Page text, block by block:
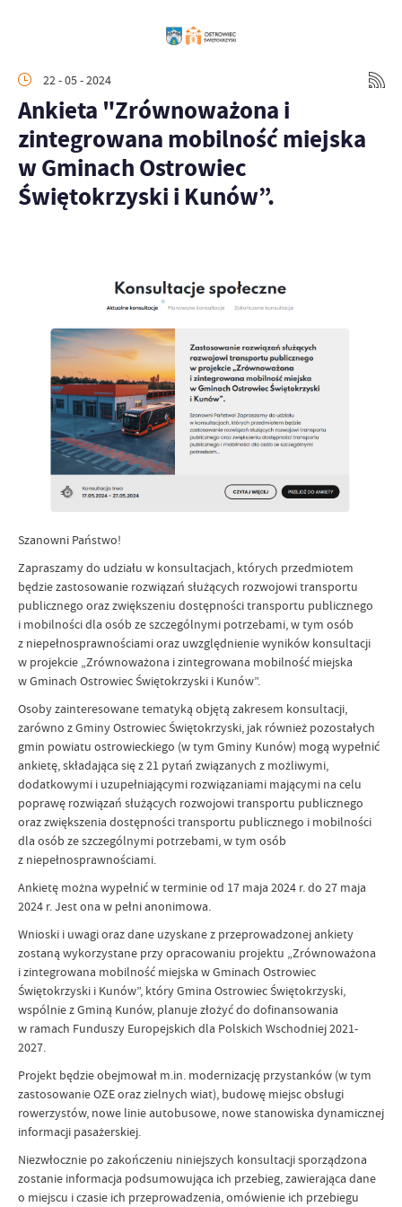
22 - 05 - 2024
Ankieta "Zrównoważona i
zintegrowana mobilność miejska
w Gminach Ostrowiec
Świętokrzyski i Kunów”.
Szanowni Państwo!
Zapraszamy do udziału w konsultacjach, których przedmiotem
będzie zastosowanie rozwiązań służących rozwojowi transportu
publicznego oraz zwiększeniu dostępności transportu publicznego
i mobilności dla osób ze szczególnymi potrzebami, w tym osób
z niepełnosprawnościami oraz uwzględnienie wyników konsultacji
w projekcie „Zrównoważona i zintegrowana mobilność miejska
w Gminach Ostrowiec Świętokrzyski i Kunów”.
Osoby zainteresowane tematyką objętą zakresem konsultacji,
zarówno z Gminy Ostrowiec Świętokrzyski, jak również pozostałych
gmin powiatu ostrowieckiego (w tym Gminy Kunów) mogą wypełnić
ankietę, składająca się z 21 pytań związanych z możliwymi,
dodatkowymi i uzupełniającymi rozwiązaniami mającymi na celu
poprawę rozwiązań służących rozwojowi transportu publicznego
oraz zwiększenia dostępności transportu publicznego i mobilności
dla osób ze szczególnymi potrzebami, w tym osób
z niepełnosprawnościami.
Ankietę można wypełnić w terminie od 17 maja 2024 r. do 27 maja
2024 r. Jest ona w pełni anonimowa.
Wnioski i uwagi oraz dane uzyskane z przeprowadzonej ankiety
zostaną wykorzystane przy opracowaniu projektu „Zrównoważona
i zintegrowana mobilność miejska w Gminach Ostrowiec
Świętokrzyski i Kunów”, który Gmina Ostrowiec Świętokrzyski,
wspólnie z Gminą Kunów, planuje złożyć do dofinansowania
w ramach Funduszy Europejskich dla Polskich Wschodniej 2021-
2027.
Projekt będzie obejmował m.in. modernizację przystanków (w tym
zastosowanie OZE oraz zielnych wiat), budowę miejsc obsługi
rowerzystów, nowe linie autobusowe, nowe stanowiska dynamicznej
informacji pasażerskiej.
Niezwłocznie po zakończeniu niniejszych konsultacji sporządzona
zostanie informacja podsumowująca ich przebieg, zawierająca dane
o miejscu i czasie ich przeprowadzenia, omówienie ich przebiegu